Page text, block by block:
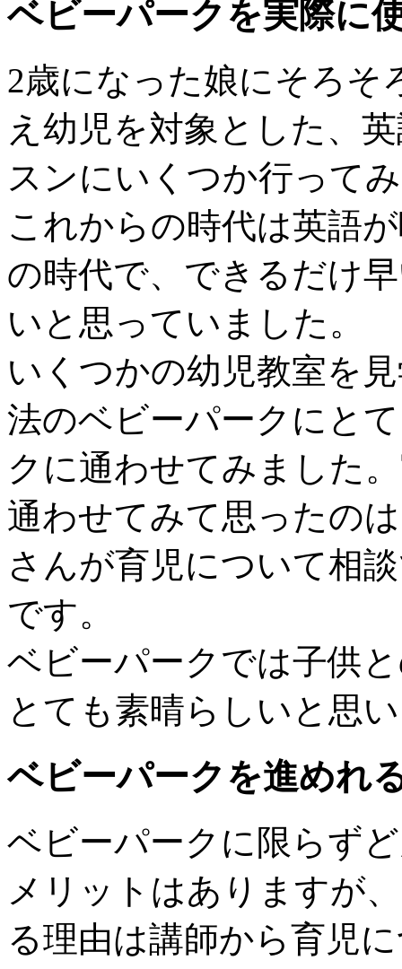
ベビーパークを実際に
2歳になった娘にそろそ
え幼児を対象とした、
スンにいくつか行って
これからの時代は英語
の時代で、できるだけ
いと思っていました。
いくつかの幼児教室を
法のベビーパークにと
クに通わせてみました
通わせてみて思ったの
さんが育児について相
です。
ベビーパークでは子供
とても素晴らしいと思
ベビーパークを進めれ
ベビーパークに限らず
メリットはありますが
る理由は講師から育児